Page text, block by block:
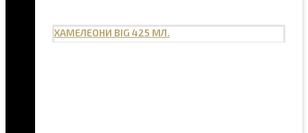
ХАМЕЛЕОНИ BIG 425 МЛ.